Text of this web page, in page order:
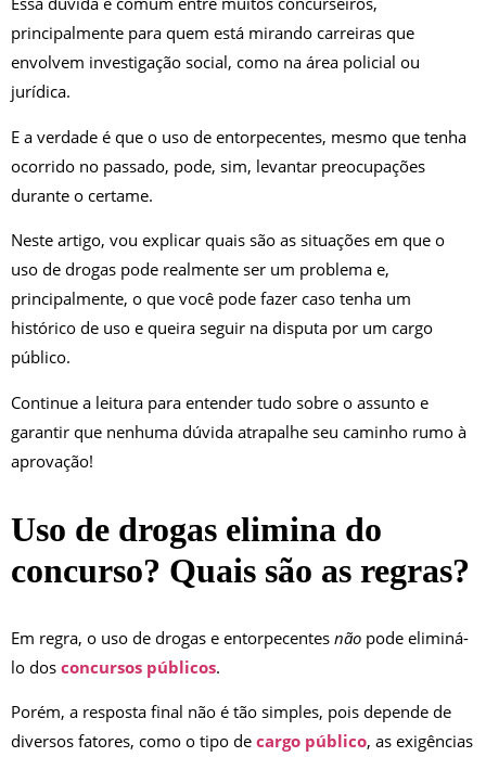
principalmente para quem está mirando carreiras que
envolvem investigação social, como na área policial ou
jurídica.
E a verdade é que o uso de entorpecentes, mesmo que tenha
ocorrido no passado, pode, sim, levantar preocupações
durante o certame.
Neste artigo, vou explicar quais são as situações em que o
uso de drogas pode realmente ser um problema e,
principalmente, o que você pode fazer caso tenha um
histórico de uso e queira seguir na disputa por um cargo
público.
Continue a leitura para entender tudo sobre o assunto e
garantir que nenhuma dúvida atrapalhe seu caminho rumo à
aprovação!
Uso de drogas elimina do
concurso? Quais são as regras?
Em regra, o uso de drogas e entorpecentes não pode eliminá-
lo dos concursos públicos.
Porém, a resposta final não é tão simples, pois depende de
diversos fatores, como o tipo de cargo público, as exigências